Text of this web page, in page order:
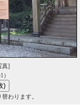
真]
わります。